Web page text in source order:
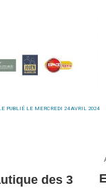
PUBLIÉ LE MERCREDI 24 AVRIL 2024
des 3